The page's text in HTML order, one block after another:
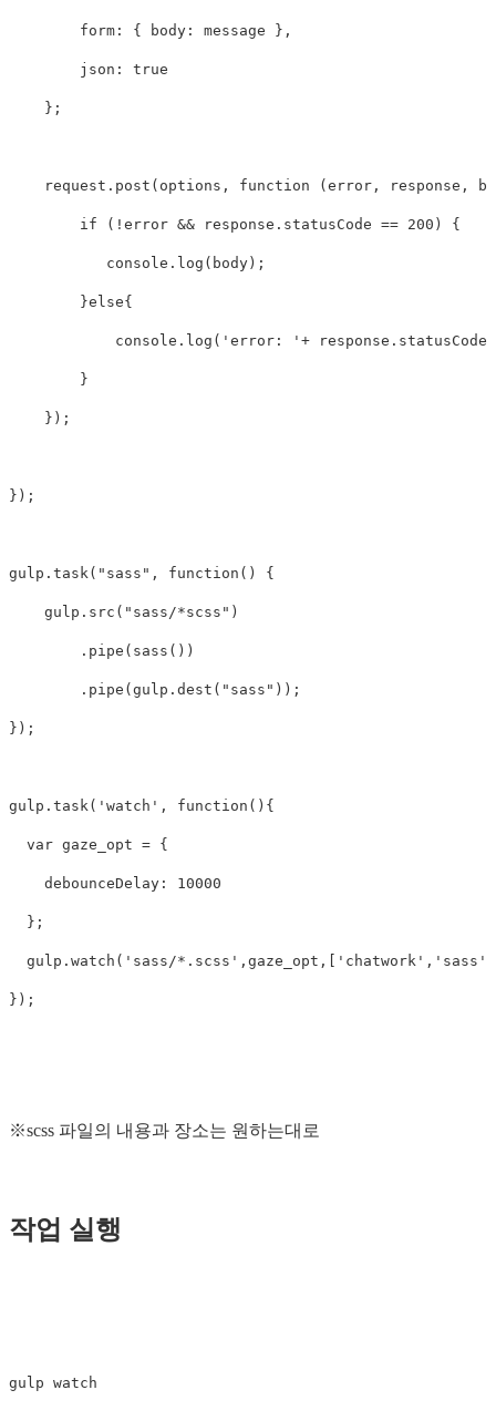
form: { body: message },
json: true
};
request . post ( options , function ( error , response ,
if ( ! error && response . statusCode == 200 ) {
console . log ( body );
}else{
console . log ( 'error: ' + response . statusCode
}
});
});
gulp . task( "sass" , function () {
gulp . src ( "sass/*scss" )
. pipe ( sass ())
. pipe ( gulp . dest ( "sass" ));
});
gulp . task( 'watch' , function (){
var gaze_opt = {
debounceDelay: 10000
};
gulp . watch ( 'sass/*.scss' , gaze_opt ,[ 'chatwork' , 'sass'
});
※scss 파일의 내용과 장소는 원하는대로
작업 실행
gulp watch